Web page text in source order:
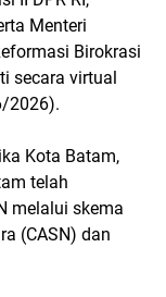
Menteri
Birokrasi
secara virtual
2026).
Kota Batam,
telah
melalui skema
(CASN) dan